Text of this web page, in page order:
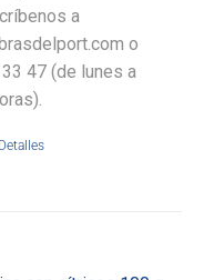
a
o
47 (de lunes a
Detalles